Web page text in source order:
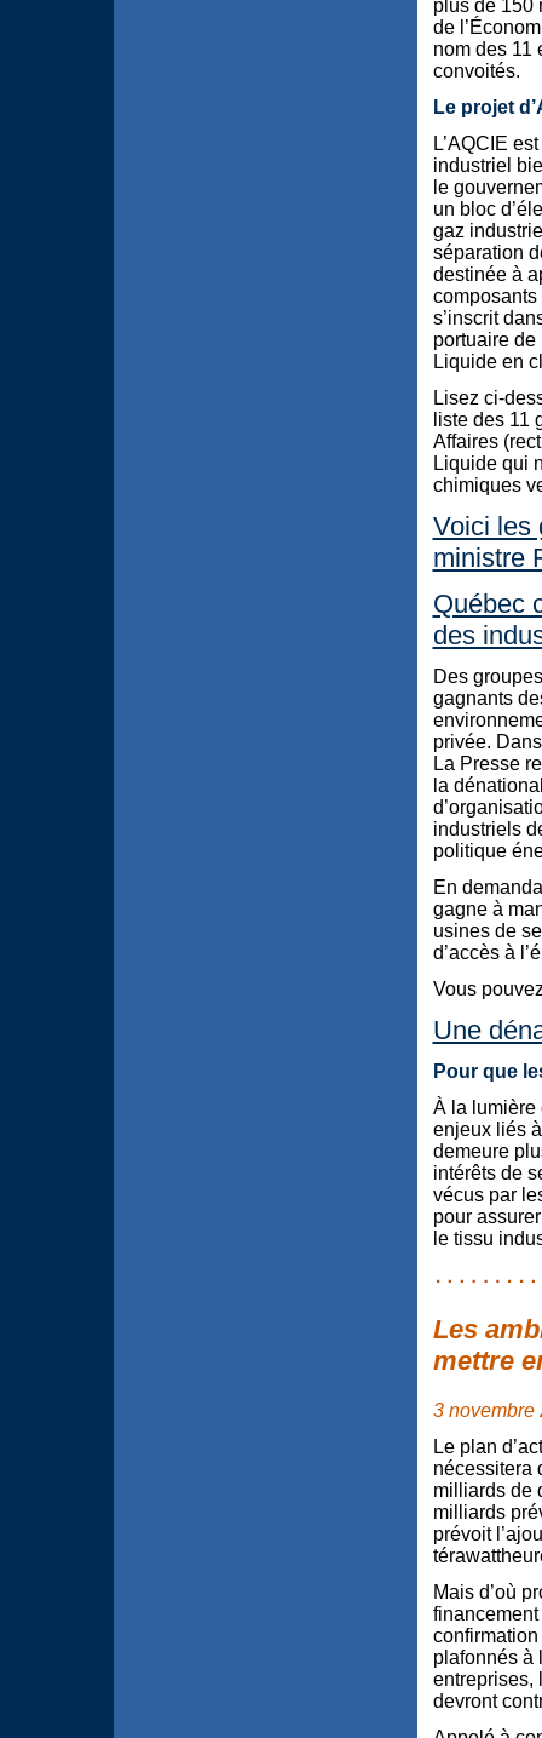
plus de 150
de
nom des 11
convoités.
Le projet
L’AQCIE
industriel
le
un bloc
gaz
séparation
destinée à
s’inscrit
portuaire de
Liquide en
Lisez ci-
liste des 11
Affaires
Liquide qui
chimiques
Voici les
ministre
Québec
des
Des
gagnants
privée.
La Presse
la
industriels
politique
En
gagne à
usines de
d’accès à
Vous
Une
Pour que
À la lumière
enjeux liés
demeure
intérêts de
vécus par
pour
le tissu
Les
mettre
3 novembre
Le plan
nécessitera
milliards de
milliards
prévoit
Mais d’où
financement
plafonnés à
entreprises,
devront